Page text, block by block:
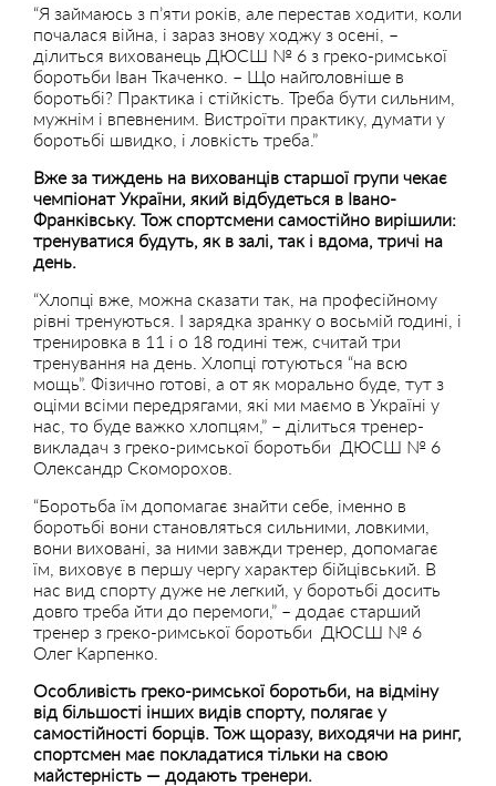
“Я займаюсь з п’яти років, але перестав ходити, коли
почалася війна, і зараз знову ходжу з осені, –
ділиться вихованець ДЮСШ № 6 з греко-римської
боротьби Іван Ткаченко. – Що найголовніше в
боротьбі? Практика і стійкість. Треба бути сильним,
мужнім і впевненим. Вистроїти практику, думати у
боротьбі швидко, і ловкість треба.”
Вже за тиждень на вихованців старшої групи чекає
чемпіонат України, який відбудеться в Івано-
Франківську. Тож спортсмени самостійно вирішили:
тренуватися будуть, як в залі, так і вдома, тричі на
день.
“Хлопці вже, можна сказати так, на професійному
рівні тренуються. І зарядка зранку о восьмій годині, і
тренировка в 11 і о 18 годині теж, считай три
тренування на день. Хлопці готуються “на всю
мощь”. Фізично готові, а от як морально буде, тут з
оціми всіми передрягами, які ми маємо в Україні у
нас, то буде важко хлопцям,” – ділиться тренер-
викладач з греко-римської боротьби ДЮСШ № 6
Олександр Скоморохов.
“Боротьба їм допомагає знайти себе, іменно в
боротьбі вони становляться сильними, ловкими,
вони виховані, за ними завжди тренер, допомагає
їм, виховує в першу чергу характер бійцівський. В
нас вид спорту дуже не легкий, у боротьбі досить
довго треба йти до перемоги,” – додає старший
тренер з греко-римської боротьби ДЮСШ № 6
Олег Карпенко.
Особливість греко-римської боротьби, на відміну
від більшості інших видів спорту, полягає у
самостійності борців. Тож щоразу, виходячи на ринг,
спортсмен має покладатися тільки на свою
майстерність — додають тренери.